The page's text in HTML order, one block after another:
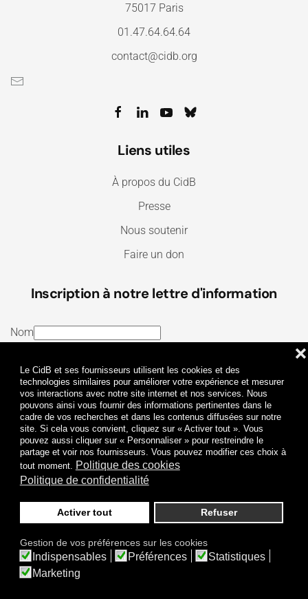
Le CidB et ses fournisseurs utilisent les cookies et des
technologies similaires pour améliorer votre expérience et mesurer
vos interactions avec notre site internet et nos services. Nous
pouvons ainsi vous fournir des informations pertinentes dans le
cadre de vos recherches et dans les contenus diffusées sur notre
site. Si cela vous convient, cliquez sur « Activer tout ». Vous
pouvez aussi cliquer sur « Personnaliser » pour restreindre le
partage et voir nos fournisseurs. Vous pouvez modifier ces choix à
tout moment. Politique des cookies
Politique de confidentialité
Activer tout Refuser
❌
Gestion de vos préférences sur les cookies
Indispensables Préférences
Statistiques
Marketing
75017 Paris
01.47.64.64.64
contact@cidb.org
Liens utiles
À propos du CidB
Presse
Nous soutenir
Faire un don
Inscription à notre lettre d'information
Nom
J’ai lu et j’accepte lesTermes et conditionset la
Politique de confidentialité
Je m'abonne
© 2009-2026 CidB. Tous droits réservés.